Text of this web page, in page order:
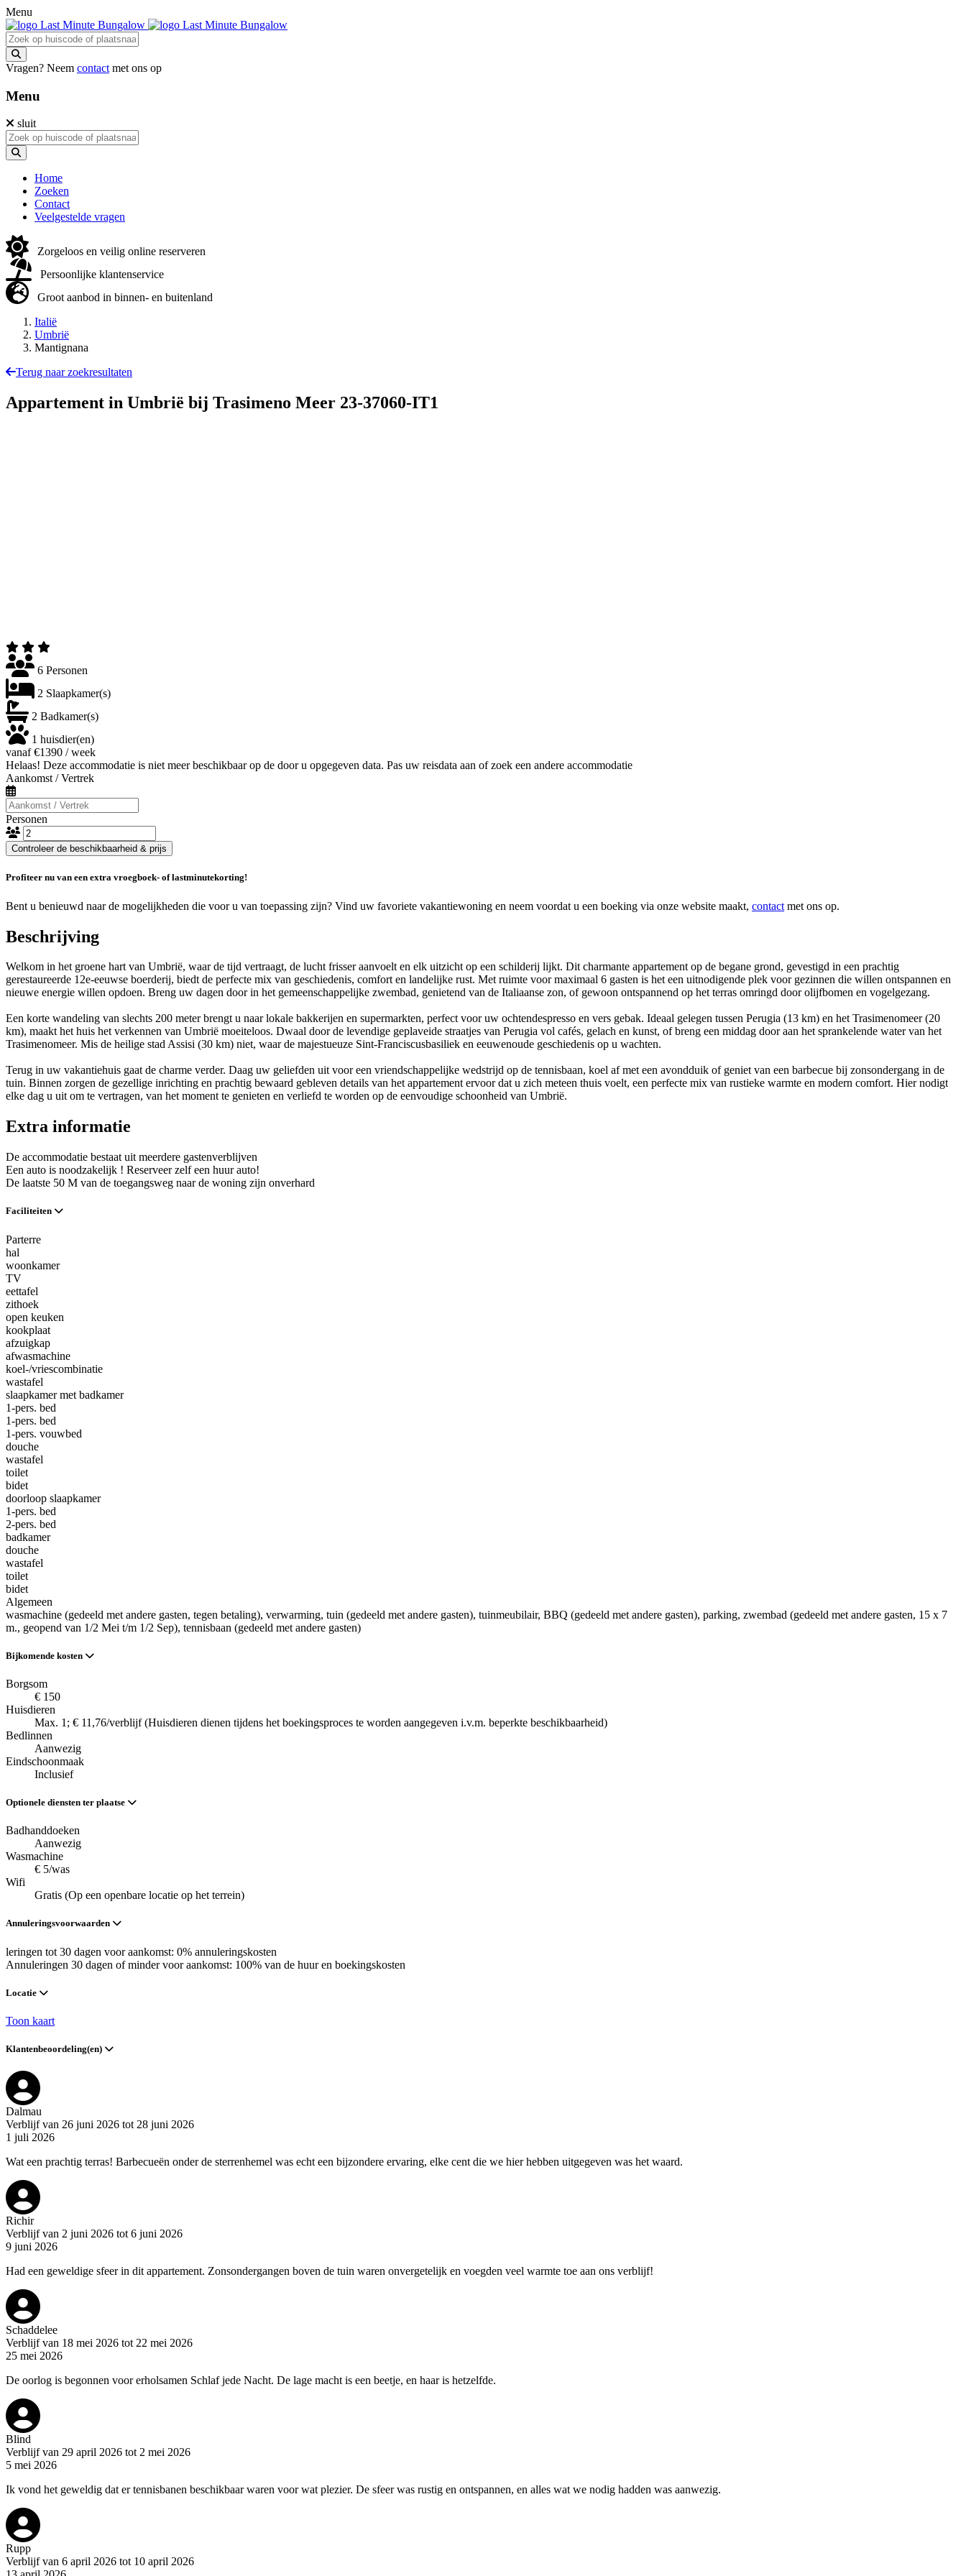
Menu
Vragen? Neem contact met ons op
Menu
sluit
Home
Zoeken
Contact
Veelgestelde vragen
Zorgeloos en veilig online reserveren
Persoonlijke klantenservice
Groot aanbod in binnen- en buitenland
Italië
Umbrië
Mantignana
Terug naar zoekresultaten
Appartement in Umbrië bij Trasimeno Meer 23-37060-IT1
6 Personen
2 Slaapkamer(s)
2 Badkamer(s)
1 huisdier(en)
vanaf €1390 / week
Helaas! Deze accommodatie is niet meer beschikbaar op de door u opgegeven data. Pas uw reisdata aan of zoek een andere accommodatie
Aankomst / Vertrek
Personen
Controleer de beschikbaarheid & prijs
Profiteer nu van een extra vroegboek- of lastminutekorting!
Bent u benieuwd naar de mogelijkheden die voor u van toepassing zijn? Vind uw favoriete vakantiewoning en neem voordat u een boeking via onze website maakt, contact met ons op.
Beschrijving
Welkom in het groene hart van Umbrië, waar de tijd vertraagt, de lucht frisser aanvoelt en elk uitzicht op een schilderij lijkt. Dit charmante appartement op de begane grond, gevestigd in een prachtig
gerestaureerde 12e-eeuwse boerderij, biedt de perfecte mix van geschiedenis, comfort en landelijke rust. Met ruimte voor maximaal 6 gasten is het een uitnodigende plek voor gezinnen die willen ontspannen en
nieuwe energie willen opdoen. Breng uw dagen door in het gemeenschappelijke zwembad, genietend van de Italiaanse zon, of gewoon ontspannend op het terras omringd door olijfbomen en vogelgezang.
Een korte wandeling van slechts 200 meter brengt u naar lokale bakkerijen en supermarkten, perfect voor uw ochtendespresso en vers gebak. Ideaal gelegen tussen Perugia (13 km) en het Trasimenomeer (20
km), maakt het huis het verkennen van Umbrië moeiteloos. Dwaal door de levendige geplaveide straatjes van Perugia vol cafés, gelach en kunst, of breng een middag door aan het sprankelende water van het
Trasimenomeer. Mis de heilige stad Assisi (30 km) niet, waar de majestueuze Sint-Franciscusbasiliek en eeuwenoude geschiedenis op u wachten.
Terug in uw vakantiehuis gaat de charme verder. Daag uw geliefden uit voor een vriendschappelijke wedstrijd op de tennisbaan, koel af met een avondduik of geniet van een barbecue bij zonsondergang in de
tuin. Binnen zorgen de gezellige inrichting en prachtig bewaard gebleven details van het appartement ervoor dat u zich meteen thuis voelt, een perfecte mix van rustieke warmte en modern comfort. Hier nodigt
elke dag u uit om te vertragen, van het moment te genieten en verliefd te worden op de eenvoudige schoonheid van Umbrië.
Extra informatie
De accommodatie bestaat uit meerdere gastenverblijven
Een auto is noodzakelijk ! Reserveer zelf een huur auto!
De laatste 50 M van de toegangsweg naar de woning zijn onverhard
Faciliteiten
Parterre
hal
woonkamer
TV
eettafel
zithoek
open keuken
kookplaat
afzuigkap
afwasmachine
koel-/vriescombinatie
wastafel
slaapkamer met badkamer
1-pers. bed
1-pers. bed
1-pers. vouwbed
douche
wastafel
toilet
bidet
doorloop slaapkamer
1-pers. bed
2-pers. bed
badkamer
douche
wastafel
toilet
bidet
Algemeen
wasmachine (gedeeld met andere gasten, tegen betaling), verwarming, tuin (gedeeld met andere gasten), tuinmeubilair, BBQ (gedeeld met andere gasten), parking, zwembad (gedeeld met andere gasten, 15 x 7
m., geopend van 1/2 Mei t/m 1/2 Sep), tennisbaan (gedeeld met andere gasten)
Bijkomende kosten
Borgsom
€ 150
Huisdieren
Max. 1; € 11,76/verblijf (Huisdieren dienen tijdens het boekingsproces te worden aangegeven i.v.m. beperkte beschikbaarheid)
Bedlinnen
Aanwezig
Eindschoonmaak
Inclusief
Optionele diensten ter plaatse
Badhanddoeken
Aanwezig
Wasmachine
€ 5/was
Wifi
Gratis (Op een openbare locatie op het terrein)
Annuleringsvoorwaarden
leringen tot 30 dagen voor aankomst: 0% annuleringskosten
Annuleringen 30 dagen of minder voor aankomst: 100% van de huur en boekingskosten
Locatie
Toon kaart
Klantenbeoordeling(en)
Dalmau
Verblijf van 26 juni 2026 tot 28 juni 2026
1 juli 2026
Wat een prachtig terras! Barbecueën onder de sterrenhemel was echt een bijzondere ervaring, elke cent die we hier hebben uitgegeven was het waard.
Richir
Verblijf van 2 juni 2026 tot 6 juni 2026
9 juni 2026
Had een geweldige sfeer in dit appartement. Zonsondergangen boven de tuin waren onvergetelijk en voegden veel warmte toe aan ons verblijf!
Schaddelee
Verblijf van 18 mei 2026 tot 22 mei 2026
25 mei 2026
De oorlog is begonnen voor erholsamen Schlaf jede Nacht. De lage macht is een beetje, en haar is hetzelfde.
Blind
Verblijf van 29 april 2026 tot 2 mei 2026
5 mei 2026
Ik vond het geweldig dat er tennisbanen beschikbaar waren voor wat plezier. De sfeer was rustig en ontspannen, en alles wat we nodig hadden was aanwezig.
Rupp
Verblijf van 6 april 2026 tot 10 april 2026